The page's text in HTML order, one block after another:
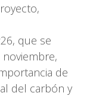
que se
noviembre,
de
del carbón y